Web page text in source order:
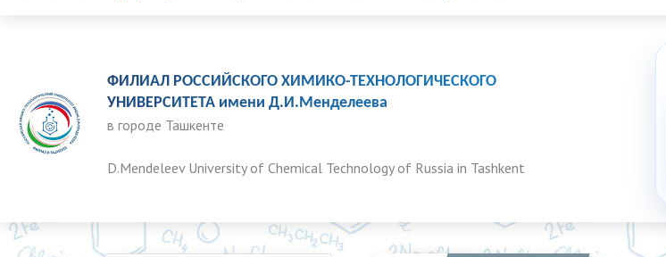
ФИЛИАЛ РОССИЙСКОГО ХИМИКО-ТЕХНОЛОГИЧЕСКОГО
УНИВЕРСИТЕТА имени Д.И.Менделеева
в городе Ташкенте
D.Mendeleev University of Chemical Technology of Russia in Tashkent